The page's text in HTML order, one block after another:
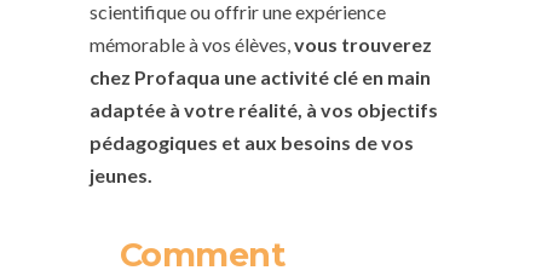
scientifique ou offrir une expérience
mémorable à vos élèves,vous trouverez
chez Profaqua une activité clé en main
adaptée à votre réalité, à vos objectifs
pédagogiques et aux besoins de vos
jeunes.
Comment